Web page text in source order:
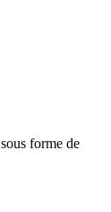
forme de